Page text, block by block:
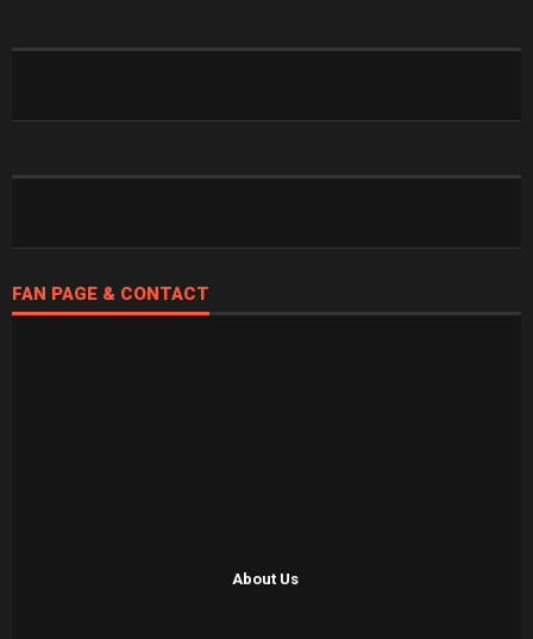
FAN PAGE & CONTACT
About Us